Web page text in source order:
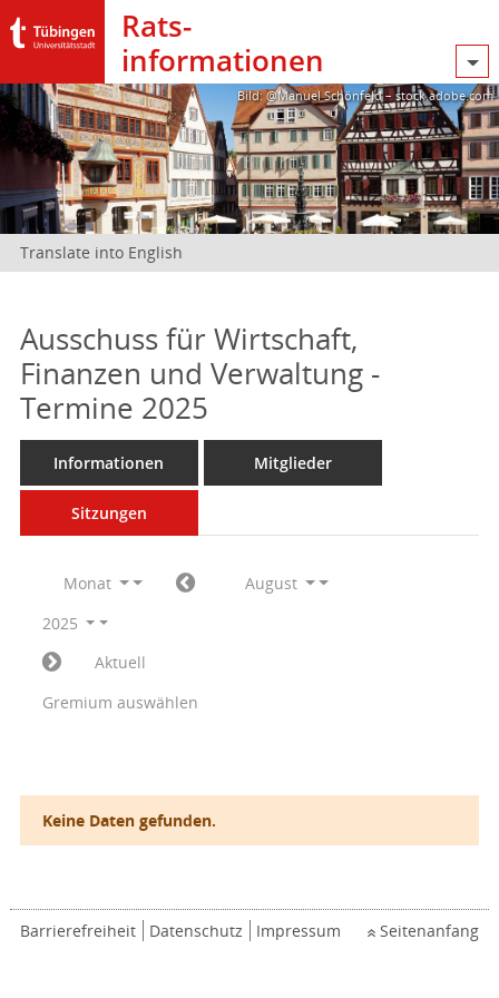
Rats­
informationen
Bild: @Manuel Schönfeld – stock.adobe.com
Translate into English
Ausschuss für Wirtschaft,
Finanzen und Verwaltung -
Termine 2025
Informationen Mitglieder
Sitzungen
Monat
August
2025
Aktuell
Gremium auswählen
Keine Daten gefunden.
Barrierefreiheit Datenschutz Impressum Seitenanfang